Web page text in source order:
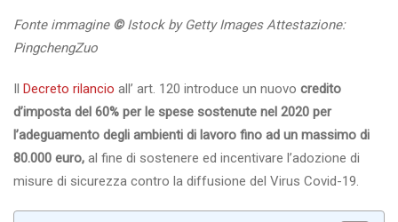
Fonte immagine ©Istock by Getty Images Attestazione:
PingchengZuo
Il Decreto rilancio all’ art. 120 introduce un nuovo credito
d’imposta del 60% per le spese sostenute nel 2020 per
l’adeguamento degli ambienti di lavoro fino ad un massimo di
80.000 euro, al fine di sostenere ed incentivare l’adozione di
misure di sicurezza contro la diffusione del Virus Covid-19.